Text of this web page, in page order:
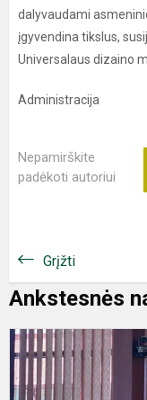
dalyvaudami
įgyvendina tikslus,
Universalaus dizaino
Administracija
Nepamirškite
padėkoti autoriui
Grįžti
Ankstesnės